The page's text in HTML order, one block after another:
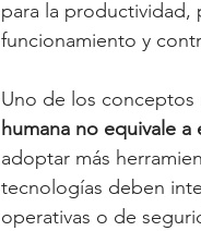
para la productividad,
funcionamiento y
Uno de los conceptos
humana no equivale a
adoptar más
tecnologías deben
operativas o de